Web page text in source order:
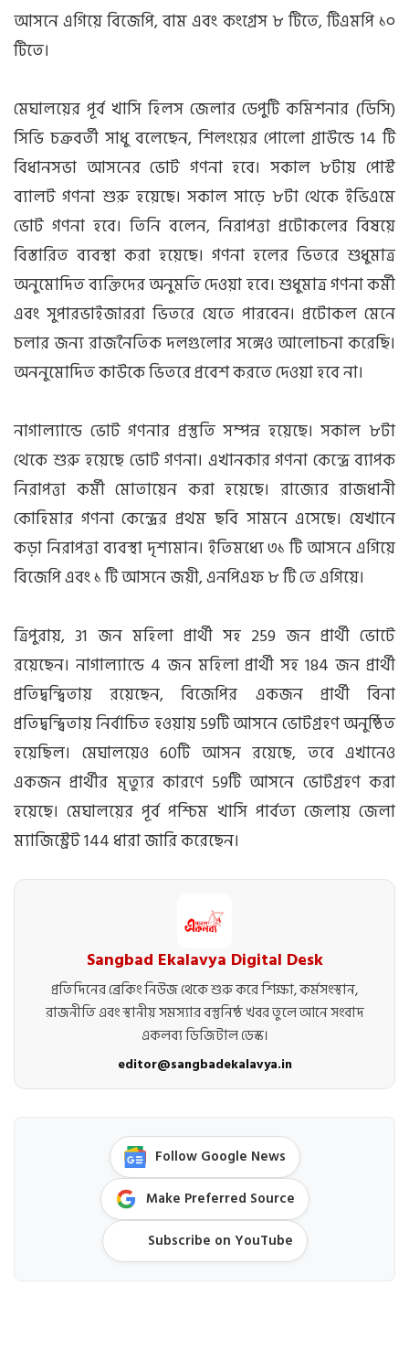
আসনে এগিয়ে বিজেপি, বাম এবং কংগ্রেস ৮ টিতে, টিএমপি ১০
টিতে।
মেঘালয়ের পূর্ব খাসি হিলস জেলার ডেপুটি কমিশনার (ডিসি)
সিভি চক্রবর্তী সাধু বলেছেন, শিলংয়ের পোলো গ্রাউন্ডে 14 টি
বিধানসভা আসনের ভোট গণনা হবে। সকাল ৮টায় পোস্ট
ব্যালট গণনা শুরু হয়েছে। সকাল সাড়ে ৮টা থেকে ইভিএমে
ভোট গণনা হবে। তিনি বলেন, নিরাপত্তা প্রটোকলের বিষয়ে
বিস্তারিত ব্যবস্থা করা হয়েছে। গণনা হলের ভিতরে শুধুমাত্র
অনুমোদিত ব্যক্তিদের অনুমতি দেওয়া হবে। শুধুমাত্র গণনা কর্মী
এবং সুপারভাইজাররা ভিতরে যেতে পারবেন। প্রটোকল মেনে
চলার জন্য রাজনৈতিক দলগুলোর সঙ্গেও আলোচনা করেছি।
অননুমোদিত কাউকে ভিতরে প্রবেশ করতে দেওয়া হবে না।
নাগাল্যান্ডে ভোট গণনার প্রস্তুতি সম্পন্ন হয়েছে। সকাল ৮টা
থেকে শুরু হয়েছে ভোট গণনা। এখানকার গণনা কেন্দ্রে ব্যাপক
নিরাপত্তা কর্মী মোতায়েন করা হয়েছে। রাজ্যের রাজধানী
কোহিমার গণনা কেন্দ্রের প্রথম ছবি সামনে এসেছে। যেখানে
কড়া নিরাপত্তা ব্যবস্থা দৃশ্যমান। ইতিমধ্যে ৩১ টি আসনে এগিয়ে
বিজেপি এবং ১ টি আসনে জয়ী, এনপিএফ ৮ টি তে এগিয়ে।
ত্রিপুরায়, 31 জন মহিলা প্রার্থী সহ 259 জন প্রার্থী ভোটে
রয়েছেন। নাগাল্যান্ডে 4 জন মহিলা প্রার্থী সহ 184 জন প্রার্থী
প্রতিদ্বন্দ্বিতায় রয়েছেন, বিজেপির একজন প্রার্থী বিনা
প্রতিদ্বন্দ্বিতায় নির্বাচিত হওয়ায় 59টি আসনে ভোটগ্রহণ অনুষ্ঠিত
হয়েছিল। মেঘালয়েও 60টি আসন রয়েছে, তবে এখানেও
একজন প্রার্থীর মৃত্যুর কারণে 59টি আসনে ভোটগ্রহণ করা
হয়েছে। মেঘালয়ের পূর্ব পশ্চিম খাসি পার্বত্য জেলায় জেলা
ম্যাজিস্ট্রেট 144 ধারা জারি করেছেন।
Sangbad Ekalavya Digital Desk
প্রতিদিনের ব্রেকিং নিউজ থেকে শুরু করে শিক্ষা, কর্মসংস্থান,
রাজনীতি এবং স্থানীয় সমস্যার বস্তুনিষ্ঠ খবর তুলে আনে সংবাদ
একলব্য ডিজিটাল ডেস্ক।
editor@sangbadekalavya.in
Follow Google News
Make Preferred Source
Subscribe on YouTube